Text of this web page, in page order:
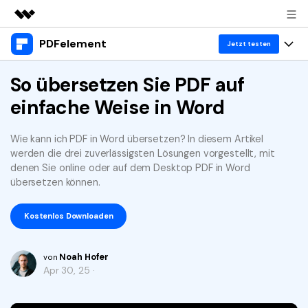
Top-Produkte
Dienstprogramme
Business
Überblick
Über uns
Presseraum
Shop
Support
PDFelement Jetzt testen
Produkte
Desktop
PDFelement für Windows
PDFelement für Mac
PDFelement für iPhone/iPad
PDFelement für Android
Lösungen
Benutzer im Bildungswesen
PDF lesen
PDF kombinieren
Ressourcen
Heiße Themen
Top PDF-Software
How-Tos
Mac-Software
Business
KMU von 1-10p
10p+ Unternehmen
So übersetzen Sie PDF auf
einfache Weise in Word
Wie kann ich PDF in Word übersetzen? In diesem Artikel
werden die drei zuverlässigsten Lösungen vorgestellt, mit
denen Sie online oder auf dem Desktop PDF in Word
übersetzen können.
Kostenlos Downloaden
von Noah Hofer
Apr 30, 25 ·